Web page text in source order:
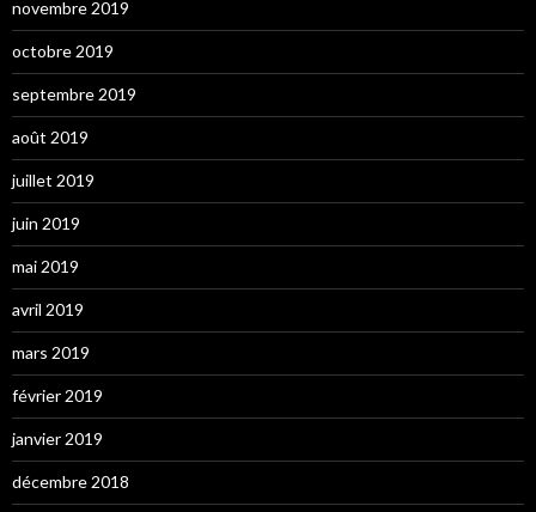
novembre 2019
octobre 2019
septembre 2019
août 2019
juillet 2019
juin 2019
mai 2019
avril 2019
mars 2019
février 2019
janvier 2019
décembre 2018